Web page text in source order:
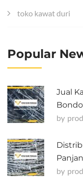
toko kawat duri
Popular
Jual
by
by